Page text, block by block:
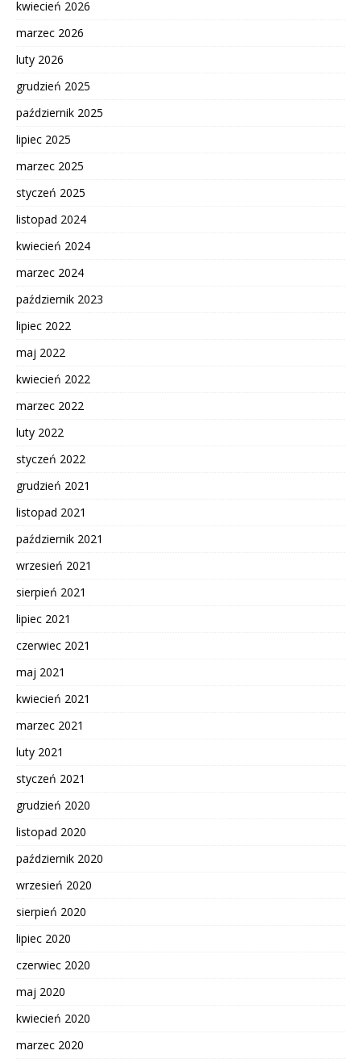
kwiecień 2026
marzec 2026
luty 2026
grudzień 2025
październik 2025
lipiec 2025
marzec 2025
styczeń 2025
listopad 2024
kwiecień 2024
marzec 2024
październik 2023
lipiec 2022
maj 2022
kwiecień 2022
marzec 2022
luty 2022
styczeń 2022
grudzień 2021
listopad 2021
październik 2021
wrzesień 2021
sierpień 2021
lipiec 2021
czerwiec 2021
maj 2021
kwiecień 2021
marzec 2021
luty 2021
styczeń 2021
grudzień 2020
listopad 2020
październik 2020
wrzesień 2020
sierpień 2020
lipiec 2020
czerwiec 2020
maj 2020
kwiecień 2020
marzec 2020